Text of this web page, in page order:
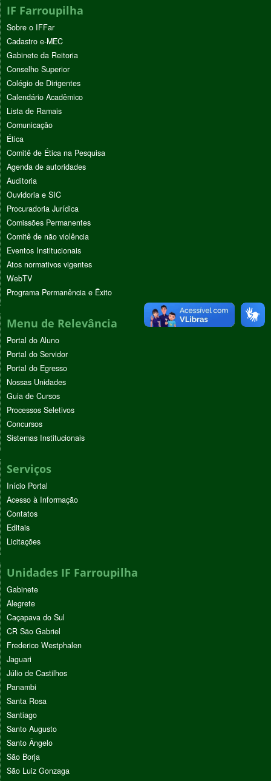
IF Farroupilha
Sobre o IFFar
Cadastro e-MEC
Gabinete da Reitoria
Conselho Superior
Colégio de Dirigentes
Calendário Acadêmico
Lista de Ramais
Comunicação
Ética
Comitê de Ética na Pesquisa
Agenda de autoridades
Auditoria
Ouvidoria e SIC
Procuradoria Jurídica
Comissões Permanentes
Comitê de não violência
Eventos Institucionais
Atos normativos vigentes
WebTV
Programa Permanência e Êxito
Menu de Relevância
Portal do Aluno
Portal do Servidor
Portal do Egresso
Nossas Unidades
Guia de Cursos
Processos Seletivos
Concursos
Sistemas Institucionais
Serviços
Início Portal
Acesso à Informação
Contatos
Editais
Licitações
Unidades IF Farroupilha
Gabinete
Alegrete
Caçapava do Sul
CR São Gabriel
Frederico Westphalen
Jaguari
Júlio de Castilhos
Panambi
Santa Rosa
Santiago
Santo Augusto
Santo Ângelo
São Borja
São Luiz Gonzaga